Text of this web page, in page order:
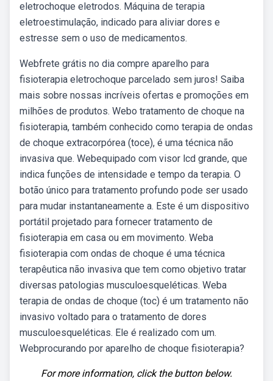
eletrochoque eletrodos. Máquina de terapia
eletroestimulação, indicado para aliviar dores e
estresse sem o uso de medicamentos.
Webfrete grátis no dia compre aparelho para
fisioterapia eletrochoque parcelado sem juros! Saiba
mais sobre nossas incríveis ofertas e promoções em
milhões de produtos. Webo tratamento de choque na
fisioterapia, também conhecido como terapia de ondas
de choque extracorpórea (toce), é uma técnica não
invasiva que. Webequipado com visor lcd grande, que
indica funções de intensidade e tempo da terapia. O
botão único para tratamento profundo pode ser usado
para mudar instantaneamente a. Este é um dispositivo
portátil projetado para fornecer tratamento de
fisioterapia em casa ou em movimento. Weba
fisioterapia com ondas de choque é uma técnica
terapêutica não invasiva que tem como objetivo tratar
diversas patologias musculoesqueléticas. Weba
terapia de ondas de choque (toc) é um tratamento não
invasivo voltado para o tratamento de dores
musculoesqueléticas. Ele é realizado com um.
Webprocurando por aparelho de choque fisioterapia?
For more information, click the button below.